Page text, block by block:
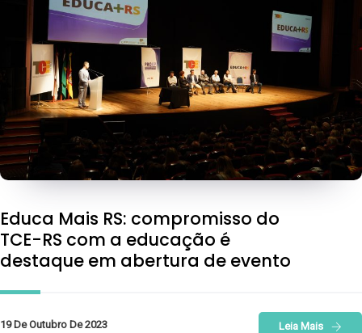
Educa Mais RS: compromisso do
TCE-RS com a educação é
destaque em abertura de evento
19 De Outubro De 2023 Leia Mais